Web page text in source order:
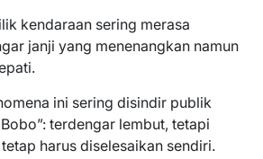
kendaraan sering merasa
janji yang menenangkan namun
ini sering disindir publik
terdengar lembut, tetapi
harus diselesaikan sendiri.